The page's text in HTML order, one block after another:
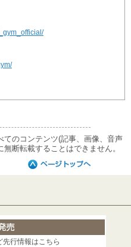
てのコンテンツ(記事、画像、音声
断転載することはできません。
先行情報はこちら